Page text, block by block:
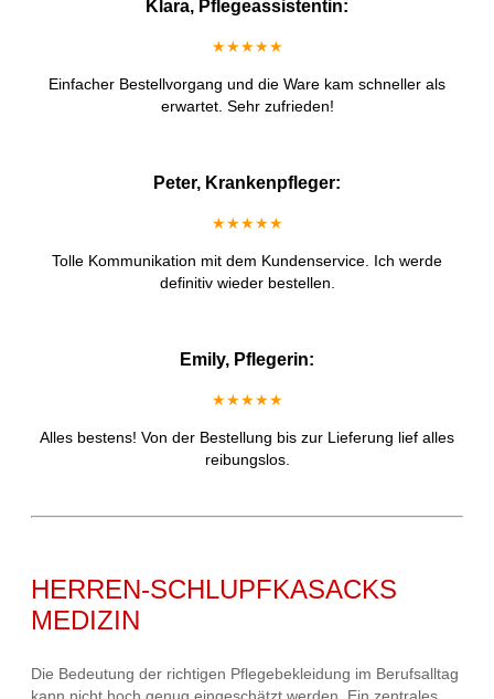
Klara, Pflegeassistentin:
★★★★★
Einfacher Bestellvorgang und die Ware kam schneller als
erwartet. Sehr zufrieden!
Peter, Krankenpfleger:
★★★★★
Tolle Kommunikation mit dem Kundenservice. Ich werde
definitiv wieder bestellen.
Emily, Pflegerin:
★★★★★
Alles bestens! Von der Bestellung bis zur Lieferung lief alles
reibungslos.
HERREN-SCHLUPFKASACKS
MEDIZIN
Die Bedeutung der richtigen Pflegebekleidung im Berufsalltag